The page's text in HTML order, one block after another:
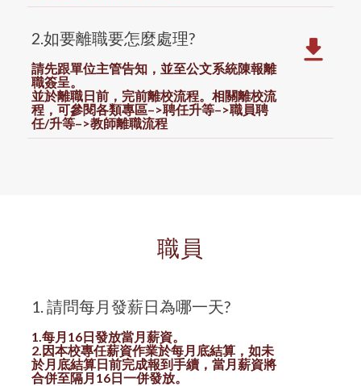
2.如要離職要怎麼處理?
請先跟單位主管告知，並至公文系統陳報離
職簽呈。
並於離職日前，完前離校流程。相關離校流
程，可參閱各類專區–>聘任升等–>職員聘
任/升等–>教師離職流程
職員
1. 請問每月發薪日為哪一天?
1.每月16日發放當月薪資。
2.因本校專任薪資作業於每月底結算，如未
於月底結算日前完成報到手續，當月薪資將
合併至隔月16日一併發放。